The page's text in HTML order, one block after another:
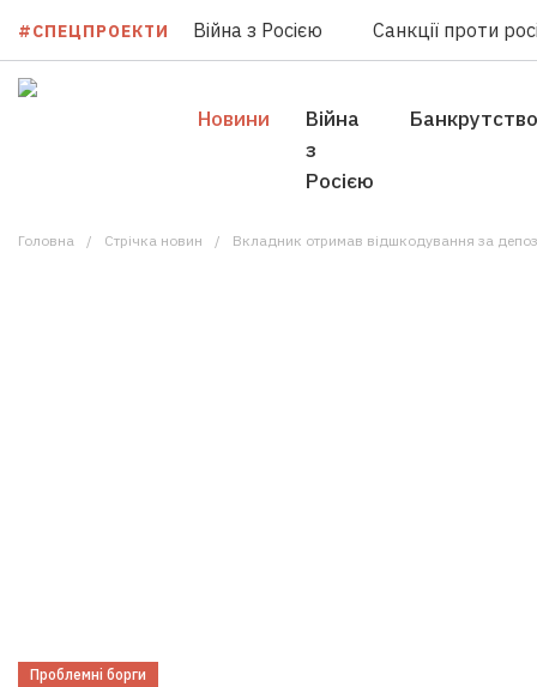
#СПЕЦПРОЕКТИ Війна з Росією Санкції проти
Новини
Війна
з
Росією
Банкрутство
Головна Стрічка новин Вкладник отримав відшкодування за депозитом 200
Проблемні борги